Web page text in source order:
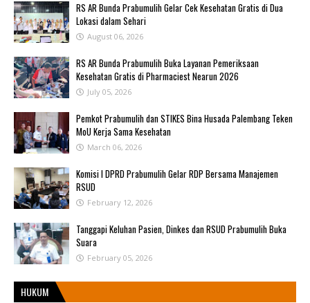
RS AR Bunda Prabumulih Gelar Cek Kesehatan Gratis di Dua
Lokasi dalam Sehari
August 06, 2026
RS AR Bunda Prabumulih Buka Layanan Pemeriksaan
Kesehatan Gratis di Pharmaciest Nearun 2026
July 05, 2026
Pemkot Prabumulih dan STIKES Bina Husada Palembang Teken
MoU Kerja Sama Kesehatan
March 06, 2026
Komisi I DPRD Prabumulih Gelar RDP Bersama Manajemen
RSUD
February 12, 2026
Tanggapi Keluhan Pasien, Dinkes dan RSUD Prabumulih Buka
Suara
February 05, 2026
HUKUM